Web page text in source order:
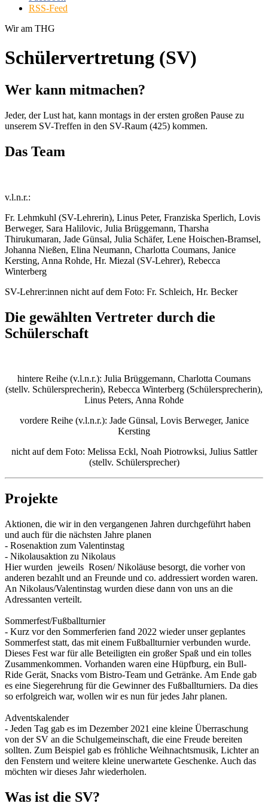
RSS-Feed
Wir am THG
Schülervertretung (SV)
Wer kann mitmachen?
Jeder, der Lust hat, kann montags in der ersten großen Pause zu
unserem SV-Treffen in den SV-Raum (425) kommen.
Das Team
v.l.n.r.:
Fr. Lehmkuhl (SV-Lehrerin), Linus Peter, Franziska Sperlich, Lovis
Berweger, Sara Halilovic, Julia Brüggemann, Tharsha
Thirukumaran, Jade Günsal, Julia Schäfer, Lene Hoischen-Bramsel,
Johanna Nießen, Elina Neumann, Charlotta Coumans, Janice
Kersting, Anna Rohde, Hr. Miezal (SV-Lehrer), Rebecca
Winterberg
SV-Lehrer:innen nicht auf dem Foto: Fr. Schleich, Hr. Becker
Die gewählten Vertreter durch die
Schülerschaft
hintere Reihe (v.l.n.r.): Julia Brüggemann, Charlotta Coumans
(stellv. Schülersprecherin), Rebecca Winterberg (Schülersprecherin),
Linus Peters, Anna Rohde
vordere Reihe (v.l.n.r.): Jade Günsal, Lovis Berweger, Janice
Kersting
nicht auf dem Foto: Melissa Eckl, Noah Piotrowksi, Julius Sattler
(stellv. Schülersprecher)
Projekte
Aktionen, die wir in den vergangenen Jahren durchgeführt haben
und auch für die nächsten Jahre planen
- Rosenaktion zum Valentinstag
- Nikolausaktion zu Nikolaus
Hier wurden jeweils Rosen/ Nikoläuse besorgt, die vorher von
anderen bezahlt und an Freunde und co. addressiert worden waren.
An Nikolaus/Valentinstag wurden diese dann von uns an die
Adressanten verteilt.
Sommerfest/Fußballturnier
- Kurz vor den Sommerferien fand 2022 wieder unser geplantes
Sommerfest statt, das mit einem Fußballturnier verbunden wurde.
Dieses Fest war für alle Beteiligten ein großer Spaß und ein tolles
Zusammenkommen. Vorhanden waren eine Hüpfburg, ein Bull-
Ride Gerät, Snacks vom Bistro-Team und Getränke. Am Ende gab
es eine Siegerehrung für die Gewinner des Fußballturniers. Da dies
so erfolgreich war, wollen wir es nun für jedes Jahr planen.
Adventskalender
- Jeden Tag gab es im Dezember 2021 eine kleine Überraschung
von der SV an die Schulgemeinschaft, die eine Freude bereiten
sollten. Zum Beispiel gab es fröhliche Weihnachtsmusik, Lichter an
den Fenstern und weitere kleine unerwartete Geschenke. Auch das
möchten wir dieses Jahr wiederholen.
Was ist die SV?